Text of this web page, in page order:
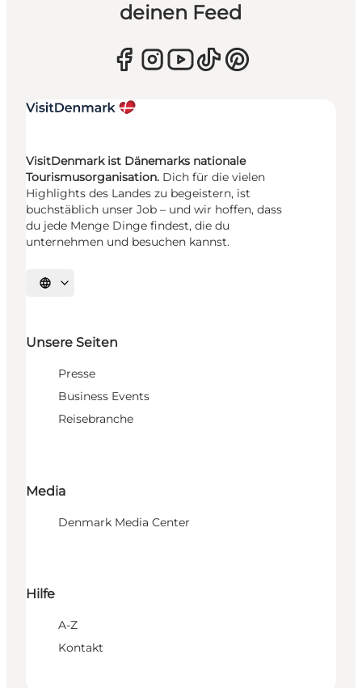
deinen Feed
VisitDenmark ist Dänemarks nationale
Tourismusorganisation. Dich für die vielen
Highlights des Landes zu begeistern, ist
buchstäblich unser Job – und wir hoffen, dass
du jede Menge Dinge findest, die du
unternehmen und besuchen kannst.
Sprache auswählen
Unsere Seiten
Presse
Business Events
Reisebranche
Media
Denmark Media Center
Hilfe
A-Z
Kontakt